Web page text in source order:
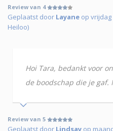
Review van 4
Geplaatst door Layane op vrijdag
Heiloo)
Hoi Tara, bedankt voor
de boodschap die je gaf.
Review van 5
Geplaatst door Lindsay op